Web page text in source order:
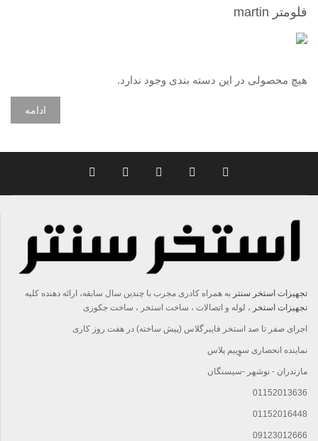
فلومتر martin
هیچ محصولی در این دسته بندی وجود ندارد.
ادامه
تجهیزات استخر سنتر به همراه کادری مجرب با چندين سال سابقه، ارائه دهنده کليه
تجهيزات استخر ، لوله و اتصالات ، ساخت استخر ، ساخت جکوزی
اجرای صفر تا صد استخر فایبرگلاس (پیش ساخته) در هفت روز کاری
نماینده انحصاری سوِِییم پلاس
مازندران - نوشهر -سیسنگان
01152013636
01152016448
09123012666